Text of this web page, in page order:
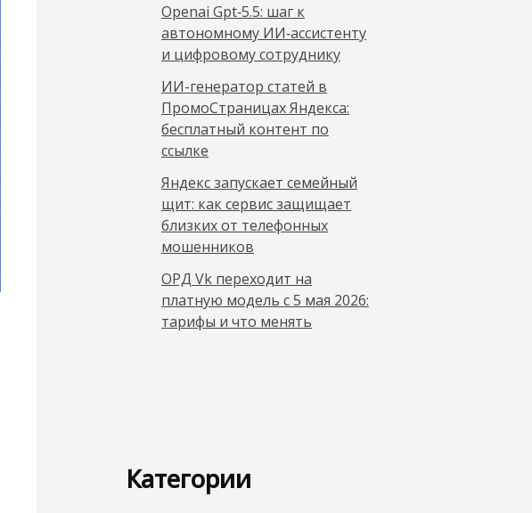
Openai Gpt‑5.5: шаг к
автономному ИИ‑ассистенту
и цифровому сотруднику
ИИ-генератор статей в
ПромоСтраницах Яндекса:
бесплатный контент по
ссылке
Яндекс запускает семейный
щит: как сервис защищает
близких от телефонных
мошенников
ОРД Vk переходит на
платную модель с 5 мая 2026:
тарифы и что менять
Категории